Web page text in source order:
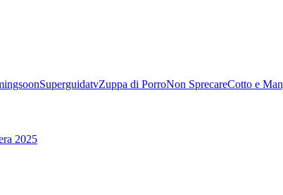
SuperguidatvZuppa di PorroNon SprecareCotto e
2025